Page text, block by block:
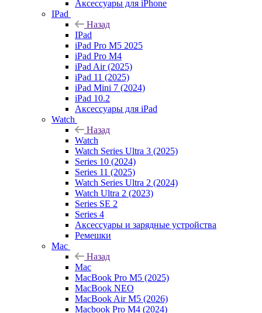
Аксессуары для iPhone
IPad
Назад
IPad
iPad Pro M5 2025
iPad Pro M4
iPad Air (2025)
iPad 11 (2025)
iPad Mini 7 (2024)
iPad 10.2
Аксессуары для iPad
Watch
Назад
Watch
Watch Series Ultra 3 (2025)
Series 10 (2024)
Series 11 (2025)
Watch Series Ultra 2 (2024)
Watch Ultra 2 (2023)
Series SE 2
Series 4
Аксессуары и зарядные устройства
Ремешки
Mac
Назад
Mac
MacBook Pro M5 (2025)
MacBook NEO
MacBook Air M5 (2026)
Macbook Pro M4 (2024)